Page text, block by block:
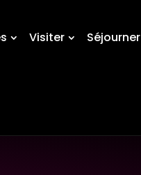
Visiter Séjourner